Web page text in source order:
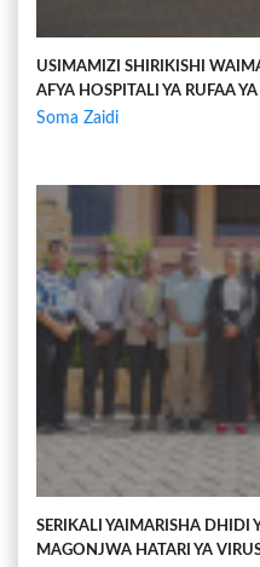
USIMAMIZI SHIRIKISHI
AFYA HOSPITALI YA RUFAA
Soma Zaidi
SERIKALI YAIMARISHA DHIDI
MAGONJWA HATARI YA